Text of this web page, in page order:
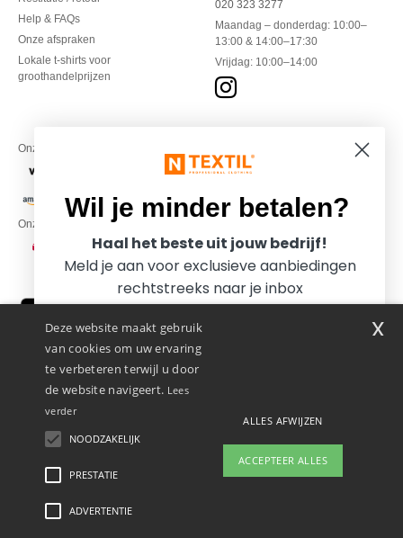
Help & FAQs
Onze afspraken
Lokale t-shirts voor
groothandelprijzen
020 323 3277
Maandag – donderdag: 10:00–
13:00 & 14:00–17:30
Vrijdag: 10:00–14:00
Onze financiële partners
Onze transporteurs
Zekeringstraat 46, 1014BT Amsterdam - VAT NL 005596191B03 - KvK
Dit is GEEN retouradres. Voor retourzending, zie hier
Wettelijke bepalingen
Deze website maakt gebruik
van cookies om uw ervaring
te verbeteren terwijl u door
de website navigeert. Lees
verder
NOODZAKELIJK
PRESTATIE
ADVERTENTIE
ALLES AFWIJZEN
ACCEPTEER ALLES
x
Wil je minder betalen?
Haal het beste uit jouw bedrijf!
Meld je aan voor exclusieve aanbiedingen
rechtstreeks naar je inbox
Ja, ik wil minder betalen!
Nee bedankt, ik wil meer betalen.